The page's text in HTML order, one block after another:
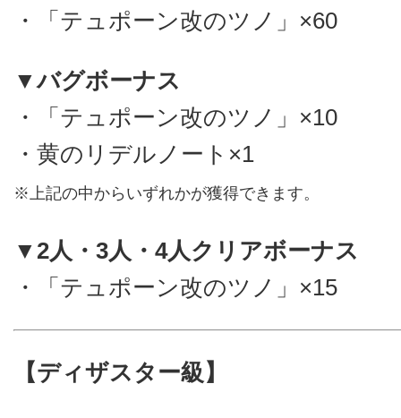
・「テュポーン改のツノ」×60
▼バグボーナス
・「テュポーン改のツノ」×10
・黄のリデルノート×1
※上記の中からいずれかが獲得できます。
▼2人・3人・4人クリアボーナス
・「テュポーン改のツノ」×15
【ディザスター級】